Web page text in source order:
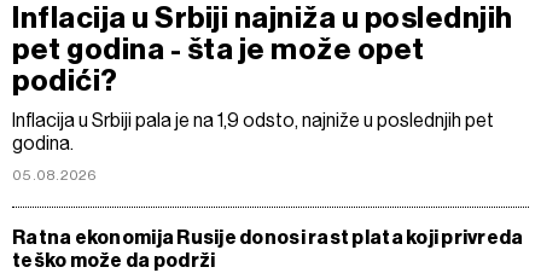
Inflacija u Srbiji najniža u poslednjih
pet godina - šta je može opet
podići?
Inflacija u Srbiji pala je na 1,9 odsto, najniže u poslednjih pet
godina.
05.08.2026
Ratna ekonomija Rusije donosi rast plata koji privreda
teško može da podrži